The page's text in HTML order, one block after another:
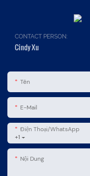
CONTACT PERSON:
Cindy Xu
Tên
E-Mail
+1
Điện Thoại/WhatsApp
Nội Dung